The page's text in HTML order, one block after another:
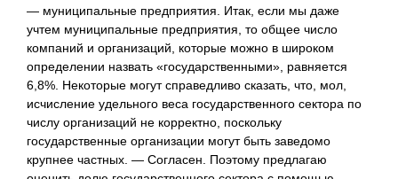
— муниципальные предприятия. Итак, если мы даже
учтем муниципальные предприятия, то общее число
компаний и организаций, которые можно в широком
определении назвать «государственными», равняется
6,8%. Некоторые могут справедливо сказать, что, мол,
исчисление удельного веса государственного сектора по
числу организаций не корректно, поскольку
государственные организации могут быть заведомо
крупнее частных. — Согласен. Поэтому предлагаю